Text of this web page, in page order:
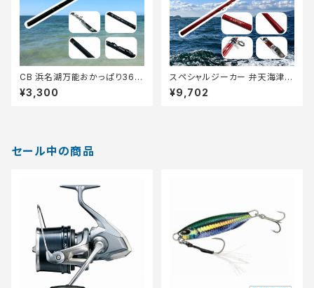
CB 浜名湖万能おかっぱり360
【Tオリ】
¥3,300
スペシャルジーカー 弁天海津
朱 270M【Tオリ】
¥9,702
セール中の商品